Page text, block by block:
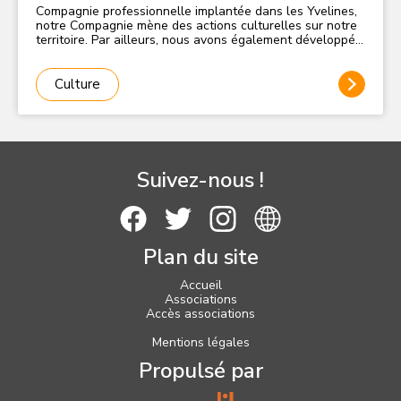
Compagnie professionnelle implantée dans les Yvelines,
notre Compagnie mène des actions culturelles sur notre
territoire. Par ailleurs, nous avons également développé
destination des entreprises du territoire (formations,
team-building, etc.).
Culture
Suivez-nous !
Plan du site
Accueil
Associations
Accès associations
Mentions légales
Propulsé par